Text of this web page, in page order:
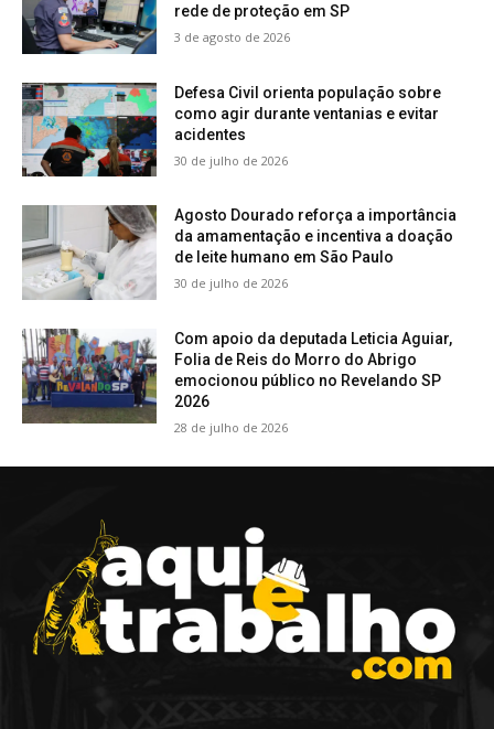
rede de proteção em SP
3 de agosto de 2026
Defesa Civil orienta população sobre
como agir durante ventanias e evitar
acidentes
30 de julho de 2026
Agosto Dourado reforça a importância
da amamentação e incentiva a doação
de leite humano em São Paulo
30 de julho de 2026
Com apoio da deputada Leticia Aguiar,
Folia de Reis do Morro do Abrigo
emocionou público no Revelando SP
2026
28 de julho de 2026